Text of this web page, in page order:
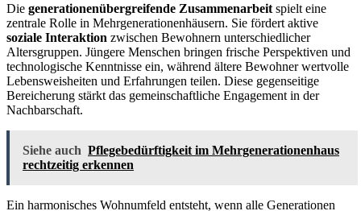
Die generationenübergreifende Zusammenarbeit spielt eine
zentrale Rolle in Mehrgenerationenhäusern. Sie fördert aktive
soziale Interaktion zwischen Bewohnern unterschiedlicher
Altersgruppen. Jüngere Menschen bringen frische Perspektiven und
technologische Kenntnisse ein, während ältere Bewohner wertvolle
Lebensweisheiten und Erfahrungen teilen. Diese gegenseitige
Bereicherung stärkt das gemeinschaftliche Engagement in der
Nachbarschaft.
Siehe auch Pflegebedürftigkeit im Mehrgenerationenhaus
rechtzeitig erkennen
Ein harmonisches Wohnumfeld entsteht, wenn alle Generationen